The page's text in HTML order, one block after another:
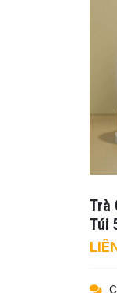
Trà
Túi